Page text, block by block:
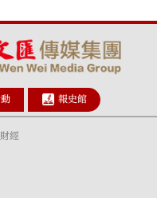
報史館
財經